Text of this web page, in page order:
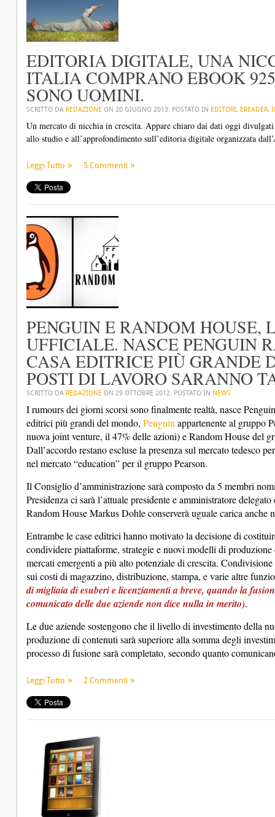
EDITORIA DIGITALE, UNA
ITALIA COMPRANO EBOOK
SONO UOMINI.
SCRITTO DA REDAZIONE ON 20 GIUGNO 2013. POSTATO IN EDITORI, EREADER,
Un mercato di nicchia in crescita. Appare chiaro dai dati oggi
allo studio e all’approfondimento sull’editoria digitale organizzata
Leggi Tutto 5 Commenti
PENGUIN E RANDOM HOUSE,
UFFICIALE. NASCE PENGUIN
CASA EDITRICE PIÙ GRANDE
POSTI DI LAVORO SARANNO
SCRITTO DA REDAZIONE ON 29 OTTOBRE 2012. POSTATO IN NEWS
I rumours dei giorni scorsi sono finalmente realtà, nasce
editrici più grandi del mondo, Penguin appartenente al gruppo
nuova joint venture, il 47% delle azioni) e Random House del
Dall’accordo restano escluse la presenza sul mercato tedesco
nel mercato “education” per il gruppo Pearson.
Il Consiglio d’amministrazione sarà composto da 5 membri
Presidenza ci sarà l’attuale presidente e amministratore
Random House Markus Dohle conserverà uguale carica anche
Entrambe le case editrici hanno motivato la decisione di
condividere piattaforme, strategie e nuovi modelli di
mercati emergenti a più alto potenziale di crescita.
sui costi di magazzino, distribuzione, stampa, e varie altre
di migliaia di esuberi e licenziamenti a breve, quando la
comunicato delle due aziende non dice nulla in merito).
Le due aziende sostengono che il livello di investimento della
produzione di contenuti sarà superiore alla somma degli
processo di fusione sarà completato, secondo quanto
Leggi Tutto 2 Commenti